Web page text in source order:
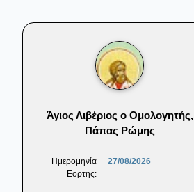
Άγιος Λιβέριος ο Ομολογητής,
Πάπας Ρώμης
Ημερομηνία
Εορτής:
27/08/2026